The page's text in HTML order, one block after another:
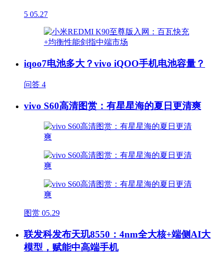
5 05.27
iqoo7电池多大？vivo iQOO手机电池容量？
问答 4
vivo S60高清图赏：有星星海的夏日更清爽
图赏 05.29
联发科发布天玑8550：4nm全大核+端侧AI大
模型，赋能中高端手机